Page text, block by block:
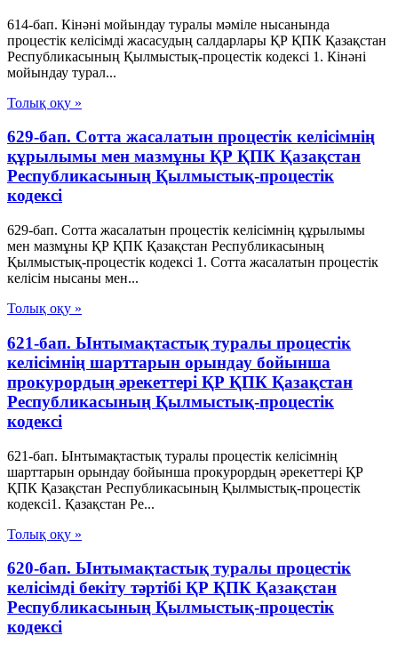
614-бап. Кінәні мойындау туралы мәміле нысанында
процестік келісімді жасасудың салдарлары ҚР ҚПК Қазақстан
Республикасының Қылмыстық-процестік кодексi 1. Кінәні
мойындау турал...
Толық оқу »
629-бап. Сотта жасалатын процестік келісімнің
құрылымы мен мазмұны ҚР ҚПК Қазақстан
Республикасының Қылмыстық-процестік
кодексi
629-бап. Сотта жасалатын процестік келісімнің құрылымы
мен мазмұны ҚР ҚПК Қазақстан Республикасының
Қылмыстық-процестік кодексi 1. Сотта жасалатын процестік
келісім нысаны мен...
Толық оқу »
621-бап. Ынтымақтастық туралы процестік
келісімнің шарттарын орындау бойынша
прокурордың әрекеттері ҚР ҚПК Қазақстан
Республикасының Қылмыстық-процестік
кодексi
621-бап. Ынтымақтастық туралы процестік келісімнің
шарттарын орындау бойынша прокурордың әрекеттері ҚР
ҚПК Қазақстан Республикасының Қылмыстық-процестік
кодексi1. Қазақстан Ре...
Толық оқу »
620-бап. Ынтымақтастық туралы процестік
келісімді бекіту тәртібі ҚР ҚПК Қазақстан
Республикасының Қылмыстық-процестік
кодексi